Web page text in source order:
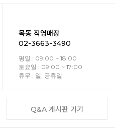
목동 직영매장
02-3663-3490
평일 : 09:00 ~ 18:00
토요일 : 09:00 ~ 17:00
휴무 : 일, 공휴일
Q&A 게시판 가기